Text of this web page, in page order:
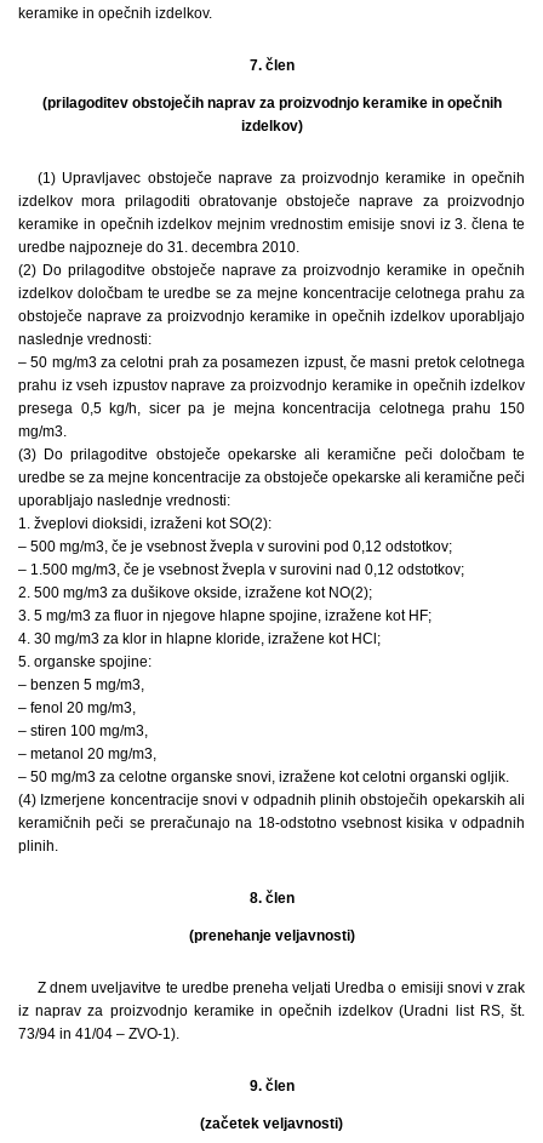
keramike in opečnih izdelkov.
7. člen
(prilagoditev obstoječih naprav za proizvodnjo keramike in opečnih
izdelkov)
(1) Upravljavec obstoječe naprave za proizvodnjo keramike in opečnih
izdelkov mora prilagoditi obratovanje obstoječe naprave za proizvodnjo
keramike in opečnih izdelkov mejnim vrednostim emisije snovi iz 3. člena te
uredbe najpozneje do 31. decembra 2010.
(2) Do prilagoditve obstoječe naprave za proizvodnjo keramike in opečnih
izdelkov določbam te uredbe se za mejne koncentracije celotnega prahu za
obstoječe naprave za proizvodnjo keramike in opečnih izdelkov uporabljajo
naslednje vrednosti:
– 50 mg/m3 za celotni prah za posamezen izpust, če masni pretok celotnega
prahu iz vseh izpustov naprave za proizvodnjo keramike in opečnih izdelkov
presega 0,5 kg/h, sicer pa je mejna koncentracija celotnega prahu 150
mg/m3.
(3) Do prilagoditve obstoječe opekarske ali keramične peči določbam te
uredbe se za mejne koncentracije za obstoječe opekarske ali keramične peči
uporabljajo naslednje vrednosti:
1. žveplovi dioksidi, izraženi kot SO(2):
– 500 mg/m3, če je vsebnost žvepla v surovini pod 0,12 odstotkov;
– 1.500 mg/m3, če je vsebnost žvepla v surovini nad 0,12 odstotkov;
2. 500 mg/m3 za dušikove okside, izražene kot NO(2);
3. 5 mg/m3 za fluor in njegove hlapne spojine, izražene kot HF;
4. 30 mg/m3 za klor in hlapne kloride, izražene kot HCl;
5. organske spojine:
– benzen 5 mg/m3,
– fenol 20 mg/m3,
– stiren 100 mg/m3,
– metanol 20 mg/m3,
– 50 mg/m3 za celotne organske snovi, izražene kot celotni organski ogljik.
(4) Izmerjene koncentracije snovi v odpadnih plinih obstoječih opekarskih ali
keramičnih peči se preračunajo na 18-odstotno vsebnost kisika v odpadnih
plinih.
8. člen
(prenehanje veljavnosti)
Z dnem uveljavitve te uredbe preneha veljati Uredba o emisiji snovi v zrak
iz naprav za proizvodnjo keramike in opečnih izdelkov (Uradni list RS, št.
73/94 in 41/04 – ZVO-1).
9. člen
(začetek veljavnosti)